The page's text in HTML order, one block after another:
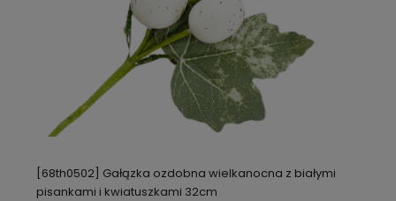
[68th0502] Gałązka ozdobna wielkanocna z białymi
pisankami i kwiatuszkami 32cm